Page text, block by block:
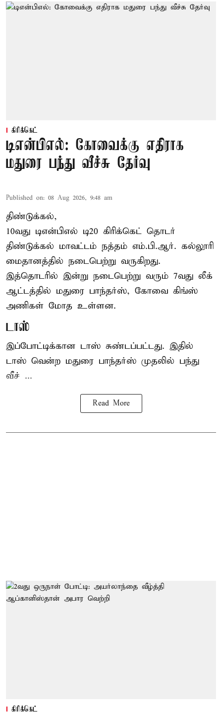
கிரிக்கெட்
டிஎன்பிஎல்: கோவைக்கு எதிராக
மதுரை பந்து வீச்சு தேர்வு
Published on: 08 Aug 2026, 9:48 am
திண்டுக்கல்,
10வது டிஎன்பிஎல் டி20 கிரிக்கெட் தொடர்
திண்டுக்கல் மாவட்டம் நத்தம் எம்.பி.ஆர். கல்லூரி
மைதானத்தில் நடைபெற்று வருகிறது.
இத்தொடரில் இன்று நடைபெற்று வரும் 7வது லீக்
ஆட்டத்தில் மதுரை பாந்தர்ஸ், கோவை கிங்ஸ்
அணிகள் மோத உள்ளன.
டாஸ்
இப்போட்டிக்கான டாஸ் சுண்டப்பட்டது. இதில்
டாஸ் வென்ற மதுரை பாந்தர்ஸ் முதலில் பந்து
வீச் ...
Read More
கிரிக்கெட்